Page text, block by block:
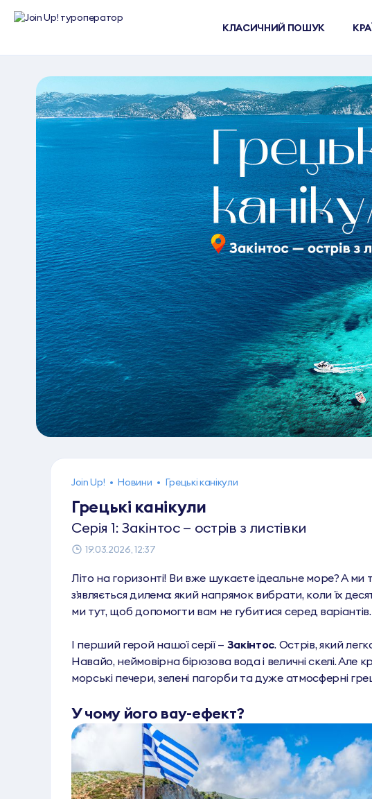
КЛАСИЧНИЙ ПОШУК
Join Up! • Новини • Грецькі канікули
Грецькі канікули
Серія 1: Закінтос — острів з листівки
19.03.2026, 12:37
Літо на горизонті! Ви вже шукаєте ідеальне море? А ми
з’являється дилема: який напрямок вибрати, коли їх
ми тут, щоб допомогти вам не губитися серед варіантів.
І перший герой нашої серії — Закінтос. Острів, який
Навайо, неймовірна бірюзова вода і величні скелі. Але
морські печери, зелені пагорби та дуже атмосферні
У чому його вау-ефект?